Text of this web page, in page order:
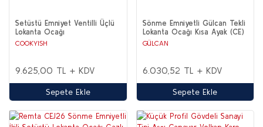
Setüstü Emniyet Ventilli Üçlü
Lokanta Ocağı
Lpg(Tüpgaz)/Doğalgaz (CE)
COOKYISH
9.625,00 TL + KDV
Sepete Ekle
Sönme Emniyetli Gülcan Tekli
Lokanta Ocağı Kısa Ayak (CE)
GÜLCAN
6.030,52 TL + KDV
Sepete Ekle